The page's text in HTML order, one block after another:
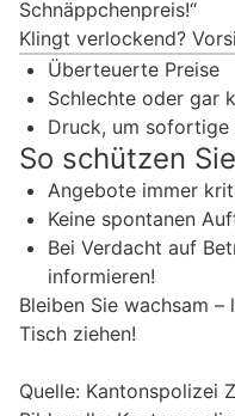
Schnäppchenpreis!“
Klingt verlockend?
Überteuerte Preise
Schlechte oder gar
Druck, um sofortige
So schützen
Angebote immer
Keine spontanen
Bei Verdacht auf
informieren!
Bleiben Sie wachsam
Tisch ziehen!
Quelle: Kantonspolizei